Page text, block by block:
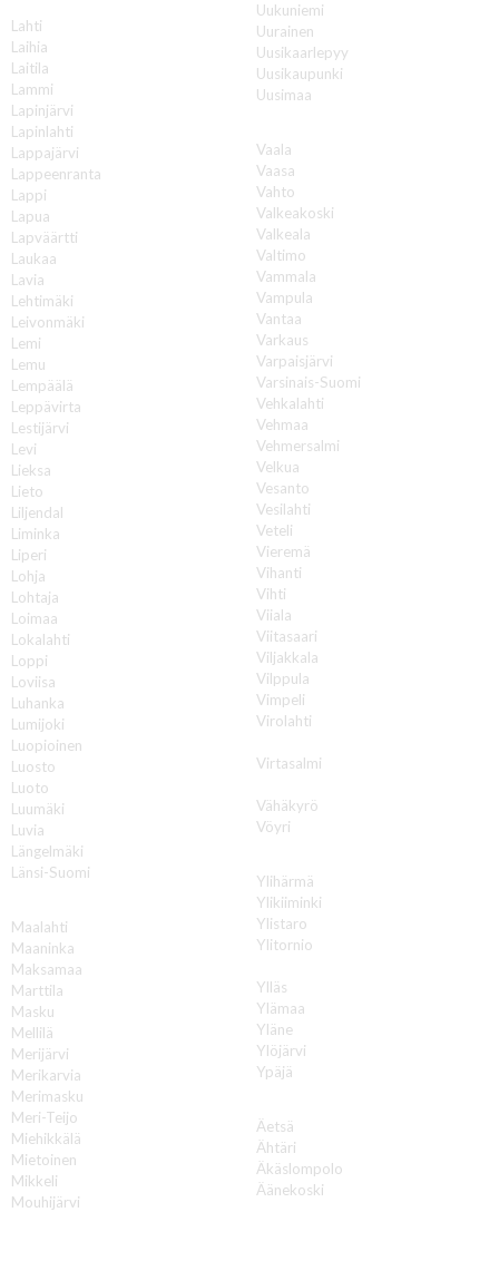
Lahti
Laihia
Laitila
Lammi
Lapinjärvi
Lapinlahti
Lappajärvi
Lappeenranta
Lappi
Lapua
Lapväärtti
Laukaa
Lavia
Lehtimäki
Leivonmäki
Lemi
Lemu
Lempäälä
Leppävirta
Lestijärvi
Levi
Lieksa
Lieto
Liljendal
Liminka
Liperi
Lohja
Lohtaja
Loimaa
Lokalahti
Loppi
Loviisa
Luhanka
Lumijoki
Luopioinen
Luosto
Luoto
Luumäki
Luvia
Längelmäki
Länsi-Suomi
Maalahti
Maaninka
Maksamaa
Marttila
Masku
Mellilä
Merijärvi
Merikarvia
Merimasku
Meri-Teijo
Miehikkälä
Mietoinen
Mikkeli
Mouhijärvi
Uukuniemi
Uurainen
Uusikaarlepyy
Uusikaupunki
Uusimaa
Vaala
Vaasa
Vahto
Valkeakoski
Valkeala
Valtimo
Vammala
Vampula
Vantaa
Varkaus
Varpaisjärvi
Varsinais-Suomi
Vehkalahti
Vehmaa
Vehmersalmi
Velkua
Vesanto
Vesilahti
Veteli
Vieremä
Vihanti
Vihti
Viiala
Viitasaari
Viljakkala
Vilppula
Vimpeli
Virolahti
Virtasalmi
Vähäkyrö
Vöyri
Ylihärmä
Ylikiiminki
Ylistaro
Ylitornio
Ylläs
Ylämaa
Yläne
Ylöjärvi
Ypäjä
Äetsä
Ähtäri
Äkäslompolo
Äänekoski